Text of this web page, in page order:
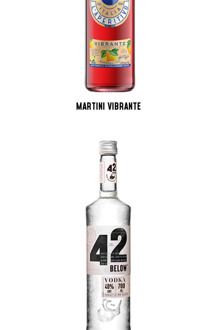
MARTINI VIBRANTE